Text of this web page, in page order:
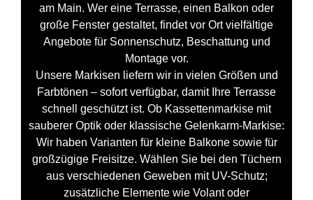
am Main. Wer eine Terrasse, einen Balkon oder
große Fenster gestaltet, findet vor Ort vielfältige
Angebote für Sonnenschutz, Beschattung und
Montage vor.
Unsere Markisen liefern wir in vielen Größen und
Farbtönen – sofort verfügbar, damit Ihre Terrasse
schnell geschützt ist. Ob Kassettenmarkise mit
sauberer Optik oder klassische Gelenkarm-Markise:
Wir haben Varianten für kleine Balkone sowie für
großzügige Freisitze. Wählen Sie bei den Tüchern
aus verschiedenen Geweben mit UV-Schutz;
zusätzliche Elemente wie Volant oder